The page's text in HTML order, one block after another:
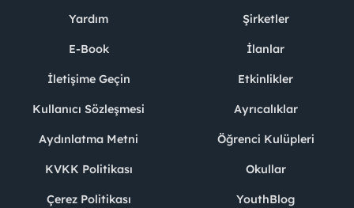
Yardım
E-Book
İletişime Geçin
Kullanıcı Sözleşmesi
Aydınlatma Metni
KVKK Politikası
Çerez Politikası
Şirketler
İlanlar
Etkinlikler
Ayrıcalıklar
Öğrenci Kulüpleri
Okullar
YouthBlog